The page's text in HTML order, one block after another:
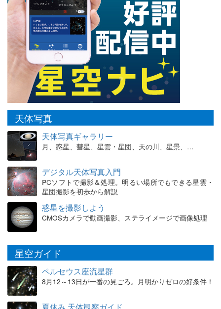
天体写真
天体写真ギャラリー
月、惑星、彗星、星雲・星団、天の川、星景、…
デジタル天体写真入門
PCソフトで撮影＆処理。明るい場所でもできる星雲・
星団撮影を初歩から解説
惑星を撮影しよう
CMOSカメラで動画撮影、ステライメージで画像処理
星空ガイド
ペルセウス座流星群
8月12～13日が一番の見ごろ。月明かりゼロの好条件！
夏休み 天体観察ガイド